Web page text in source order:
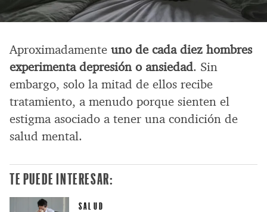
Aproximadamente uno de cada diez hombres
experimenta depresión o ansiedad. Sin
embargo, solo la mitad de ellos recibe
tratamiento, a menudo porque sienten el
estigma asociado a tener una condición de
salud mental.
TE PUEDE INTERESAR:
SALUD